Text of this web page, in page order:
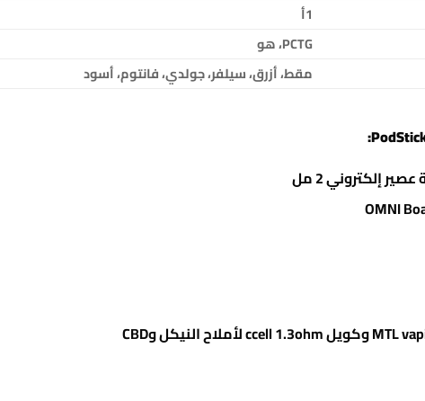
1أ
PCTG، هو
مقط، أزرق، سيلفر، جولدي، فانتوم، أسود